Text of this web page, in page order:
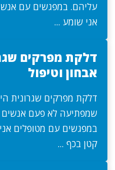
עליהם. במפגשים עם
אני שומע ...
דלקת מפרקים
אבחון וטיפול
דלקת מפרקים שגרונית
שמפתיעה לא פעם אנשים
במפגשים עם מטופלים
קטן בכף ...